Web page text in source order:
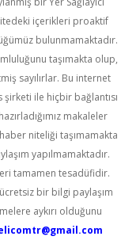
içerikleri proaktif
bulunmamaktadır.
taşımakta olup,
sayılırlar. Bu internet
ile hiçbir bağlantısı
makaleler
niteliği taşımamakta
yapılmamaktadır.
tamamen tesadüfidir.
bir bilgi paylaşım
aykırı olduğunu